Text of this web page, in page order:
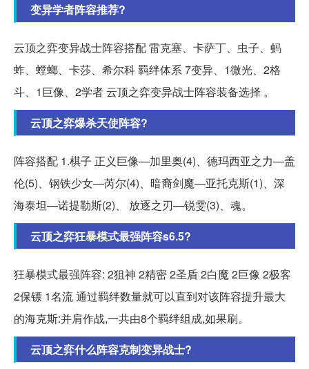
变异学者阵容推荐?
云顶之弈变异战士阵容搭配 雷克塞、卡萨丁、虫子、蚂
蚱、螳螂、卡莎、希尔科 羁绊体系 7变异、1微光、2格
斗、1巨像、2学者 云顶之弈变异战士阵容装备选择 。
云顶之弈爆杀天使阵容?
阵容搭配 1.棋子 正义巨像—加里奥(4)、德玛西亚之力—盖
伦(5)、钢铁少女—芮尔(4)、暗裔剑魔—亚托克斯(1)、深
海泰坦—诺提勒斯(2)、 放逐之刃—锐雯(3)、魂。
云顶之弈狂暴模式最强阵容s6.5?
狂暴模式最强阵容: 2狙神 2精密 2圣盾 2白魔 2巨像 2极客
2保镖 1名流 通过羁绊数量就可以直到对该阵容提升最大
的海克斯:并肩作战,一共由8个羁绊组成,如果刷。
云顶之弈什么阵容克制变异战士?